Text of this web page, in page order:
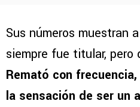
Sus números muestran
siempre fue titular,
Remató con
la sensación de ser un